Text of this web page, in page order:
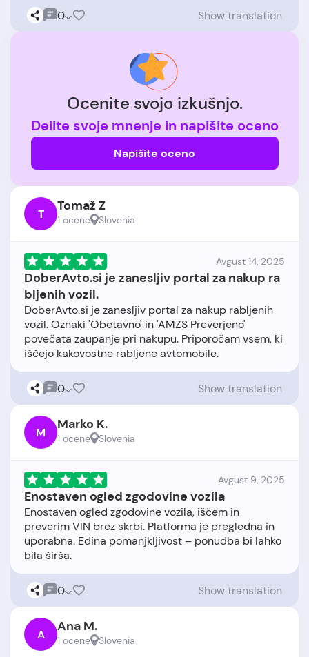
0 Show translation
Ocenite svojo izkušnjo.
Delite svoje mnenje in napišite oceno
Napišite oceno
T Tomaž Z
1 ocene Slovenia
Avgust 14, 2025
DoberAvto.si je zanesljiv portal za nakup ra
bljenih vozil.
DoberAvto.si je zanesljiv portal za nakup rabljenih
vozil. Oznaki 'Obetavno' in 'AMZS Preverjeno'
povečata zaupanje pri nakupu. Priporočam vsem, ki
0 Show translation
M Marko K.
1 ocene Slovenia
Avgust 9, 2025
Enostaven ogled zgodovine vozila
Enostaven ogled zgodovine vozila, iščem in
preverim VIN brez skrbi. Platforma je pregledna in
uporabna. Edina pomanjkljivost – ponudba bi lahko
0 Show translation
A Ana M.
1 ocene Slovenia